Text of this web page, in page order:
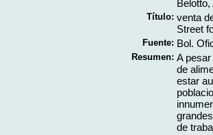
Belotto,
Título: venta
Street
Fuente: Bol.
Resumen: A
de
estar
de